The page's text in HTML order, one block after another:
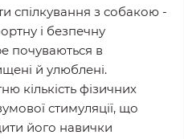
спілкування з собакою -
і безпечну
почуваються в
й улюблені.
кількість фізичних
стимуляції, що
його навички